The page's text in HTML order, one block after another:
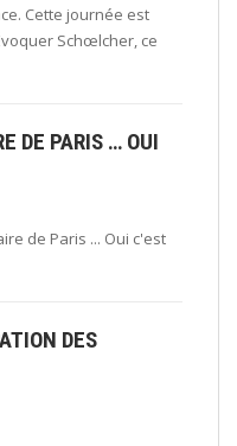
Cette journée est
Schœlcher, ce
DE PARIS … OUI
de Paris ... Oui c'est
DES